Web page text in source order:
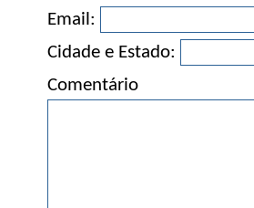
Email:
Cidade e Estado:
Comentário